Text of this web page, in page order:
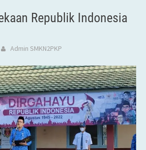
Republik Indonesia
Admin SMKN2PKP